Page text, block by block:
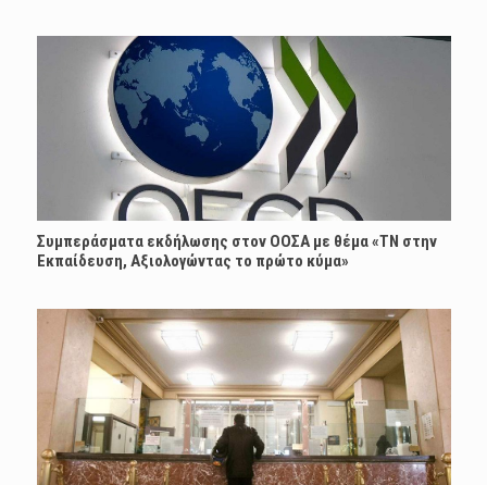
Συμπεράσματα εκδήλωσης στον ΟΟΣΑ με θέμα «ΤΝ στην
Εκπαίδευση, Αξιολογώντας το πρώτο κύμα»